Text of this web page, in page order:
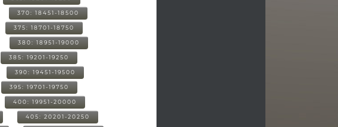
370: 18451-18500
375: 18701-18750
380: 18951-19000
385: 19201-19250
390: 19451-19500
395: 19701-19750
400: 19951-20000
405: 20201-20250